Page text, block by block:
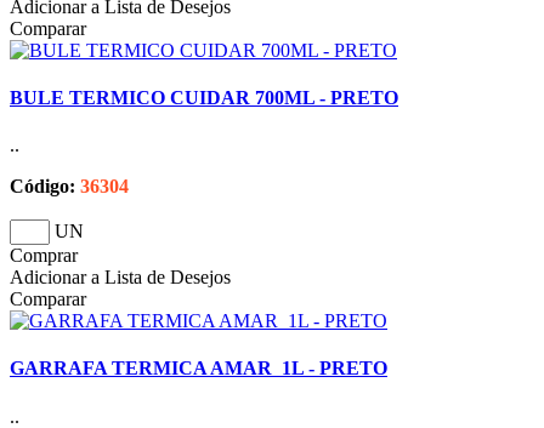
Adicionar a Lista de Desejos
Comparar
BULE TERMICO CUIDAR 700ML - PRETO
..
Código: 36304
UN
Comprar
Adicionar a Lista de Desejos
Comparar
GARRAFA TERMICA AMAR 1L - PRETO
..